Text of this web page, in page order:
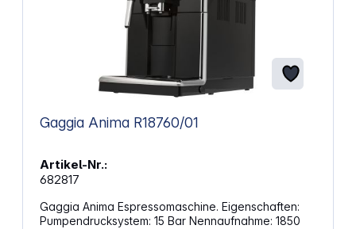
Gaggia Anima R18760/01
Artikel-Nr.:
682817
Gaggia Anima Espressomaschine. Eigenschaften:
Pumpendrucksystem: 15 Bar Nennaufnahme: 1850